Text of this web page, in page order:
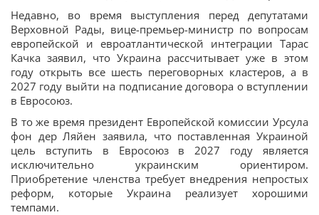
Недавно, во время выступления перед депутатами
Верховной Рады, вице-премьер-министр по вопросам
европейской и евроатлантической интеграции Тарас
Качка заявил, что Украина рассчитывает уже в этом
году открыть все шесть переговорных кластеров, а в
2027 году выйти на подписание договора о вступлении
в Евросоюз.
В то же время президент Европейской комиссии Урсула
фон дер Ляйен заявила, что поставленная Украиной
цель вступить в Евросоюз в 2027 году является
исключительно украинским ориентиром.
Приобретение членства требует внедрения непростых
реформ, которые Украина реализует хорошими
темпами.